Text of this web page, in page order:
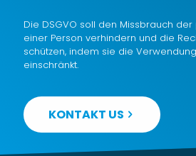
Die DSGVO soll den Missbrauch
einer Person verhindern und die
schützen, indem sie die
einschränkt.
KONTAKT US